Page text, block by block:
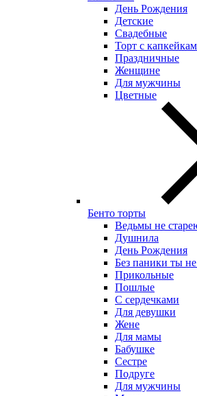
День Рождения
Детские
Свадебные
Торт с
Праздничные
Женщине
Для мужчины
Цветные
Бенто торты
Ведьмы не
Душнила
День Рождения
Без паники ты
Прикольные
Пошлые
С сердечками
Для девушки
Жене
Для мамы
Бабушке
Сестре
Подруге
Для мужчины